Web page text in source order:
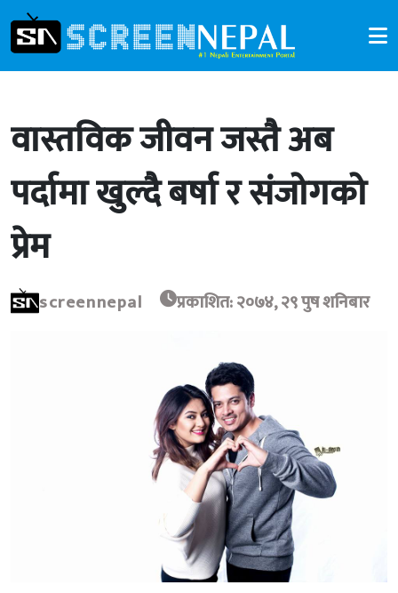
वास्तविक जीवन जस्तै अब
पर्दामा खुल्दै बर्षा र संजोगको
प्रेम
screennepal प्रकाशित: २०७४, २९ पुष शनिबार